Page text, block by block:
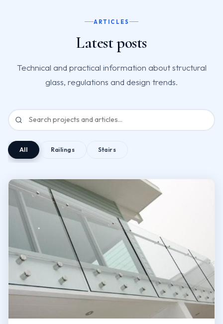
ARTICLES
Latest posts
Technical and practical information about structural
glass, regulations and design trends.
All Railings Stairs